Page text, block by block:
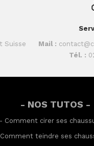
Suisse
Mail :
Tél. :
- NOS TUTOS -
- Comment cirer ses
Comment teindre ses